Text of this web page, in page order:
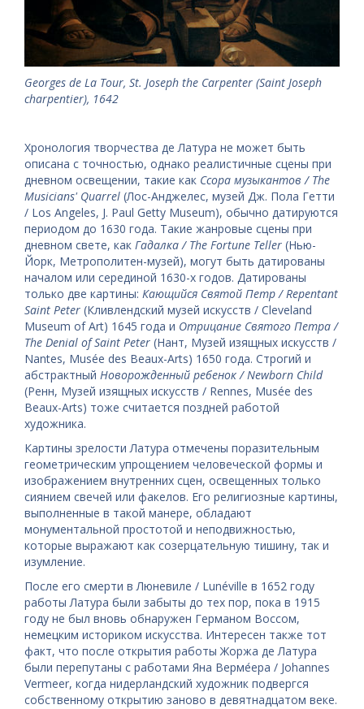
Georges de La Tour, St. Joseph the Carpenter (Saint Joseph
charpentier), 1642
Хронология творчества де Латура не может быть
описана с точностью, однако реалистичные сцены при
дневном освещении, такие как Ссора музыкантов / The
Musicians' Quarrel (Лос-Анджелес, музей Дж. Пола Гетти
/ Los Angeles, J. Paul Getty Museum), обычно датируются
периодом до 1630 года. Такие жанровые сцены при
дневном свете, как Гадалка / The Fortune Teller (Нью-
Йорк, Метрополитен-музей), могут быть датированы
началом или серединой 1630-х годов. Датированы
только две картины: Кающийся Святой Петр / Repentant
Saint Peter (Кливлендский музей искусств / Cleveland
Museum of Art) 1645 года и Отрицание Святого Петра /
The Denial of Saint Peter (Нант, Музей изящных искусств /
Nantes, Musée des Beaux-Arts) 1650 года. Строгий и
абстрактный Новорожденный ребенок / Newborn Child
(Ренн, Музей изящных искусств / Rennes, Musée des
Beaux-Arts) тоже считается поздней работой
художника.
Картины зрелости Латура отмечены поразительным
геометрическим упрощением человеческой формы и
изображением внутренних сцен, освещенных только
сиянием свечей или факелов. Его религиозные картины,
выполненные в такой манере, обладают
монументальной простотой и неподвижностью,
которые выражают как созерцательную тишину, так и
изумление.
После его смерти в Люневиле / Lunéville в 1652 году
работы Латура были забыты до тех пор, пока в 1915
году не был вновь обнаружен Германом Воссом,
немецким историком искусства. Интересен также тот
факт, что после открытия работы Жоржа де Латура
были перепутаны с работами Яна Верме́ера / Johannes
Vermeer, когда нидерландский художник подвергся
собственному открытию заново в девятнадцатом веке.